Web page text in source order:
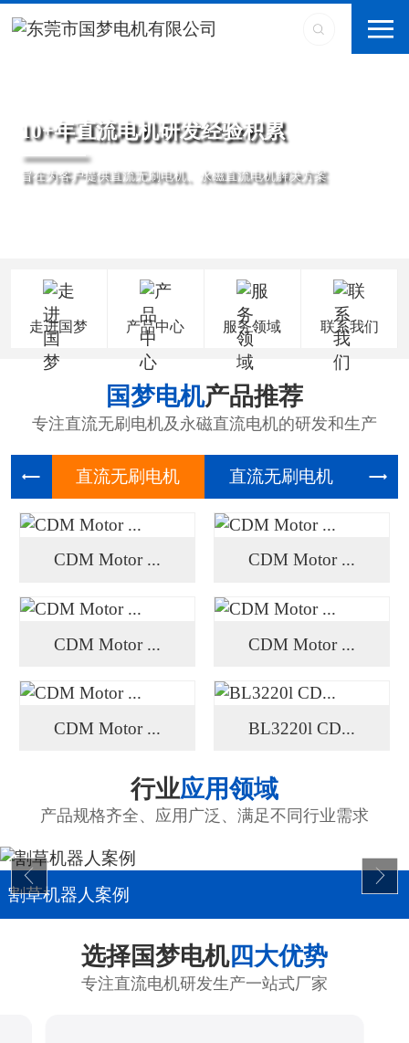
10+年直流电机研发经验积累
旨在为客户提供直流无刷电机、永磁直流电机解决方案
走进国梦 产品中心 服务领域 联系我们
国梦电机产品推荐
专注直流无刷电机及永磁直流电机的研发和生产
直流无刷 直流无刷 高压
CDM Motor ... CDM Motor ...
CDM Motor ... CDM Motor ...
CDM Motor ... BL3220l CD...
行业应用领域
产品规格齐全、应用广泛、满足不同行业需求
割草机器人案例
选择国梦电机四大优势
专注直流电机研发生产一站式厂家